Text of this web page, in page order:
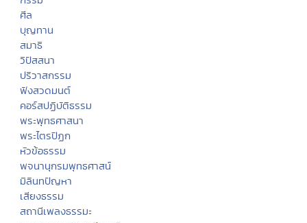
ศีล
บุญทาน
สมาธิ
วิปัสสนา
ปริวาสกรรม
ฟังสวดมนต์
คอร์สปฏิบัติธรรม
พระพุทธศาสนา
พระไตรปิฏก
หัวข้อธรรม
พจนานุกรมพุทธศาสน์
มิลินทปัญหา
เสียงธรรม
สถานีเพลงธรรมะ